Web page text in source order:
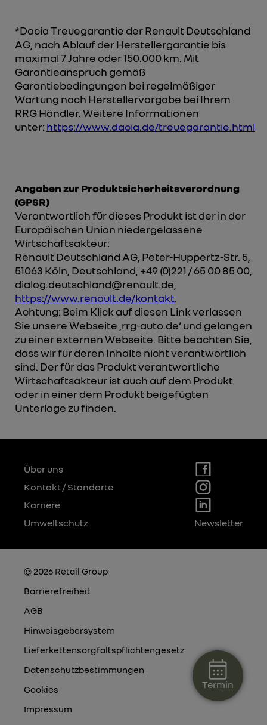
*Dacia Treuegarantie der Renault Deutschland
AG, nach Ablauf der Herstellergarantie bis
maximal 7 Jahre oder 150.000 km. Mit
Garantieanspruch gemäß
Garantiebedingungen bei regelmäßiger
Wartung nach Herstellervorgabe bei Ihrem
RRG Händler. Weitere Informationen
unter: https://www.dacia.de/treuegarantie.html
Angaben zur Produktsicherheitsverordnung
(GPSR)
Verantwortlich für dieses Produkt ist der in der
Europäischen Union niedergelassene
Wirtschaftsakteur:
Renault Deutschland AG, Peter-Huppertz-Str. 5,
51063 Köln, Deutschland, +49 (0)221 / 65 00 85 00,
dialog.deutschland@renault.de,
https://www.renault.de/kontakt.
Achtung: Beim Klick auf diesen Link verlassen
Sie unsere Webseite ‚rrg-auto.de‘ und gelangen
zu einer externen Webseite. Bitte beachten Sie,
dass wir für deren Inhalte nicht verantwortlich
sind. Der für das Produkt verantwortliche
Wirtschaftsakteur ist auch auf dem Produkt
oder in einer dem Produkt beigefügten
Unterlage zu finden.
Termin
Über uns
Kontakt / Standorte
Karriere
Umweltschutz
Newsletter
© 2026 Retail Group
Barrierefreiheit
AGB
Hinweisgebersystem
Lieferkettensorgfaltspflichtengesetz
Datenschutzbestimmungen
Cookies
Impressum